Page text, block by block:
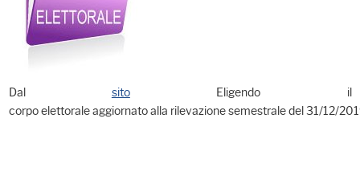
Dal sitoEligendo il
corpo elettorale aggiornato alla rilevazione semestrale del 31/12/